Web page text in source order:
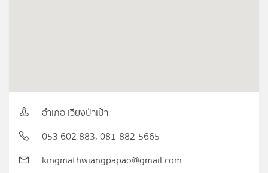
อำเภอ เวียงป่าเป้า
053 602 883, 081-882-5665
kingmathwiangpapao@gmail.com